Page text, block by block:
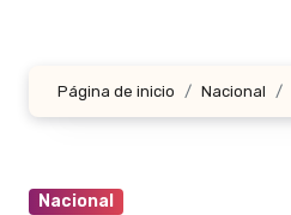
Página de inicio Nacional
Nacional